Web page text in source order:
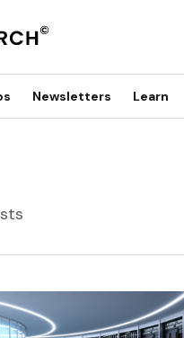
Newsletters Learn